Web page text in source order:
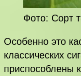
Фото: Сорт
Особенно это
классических
приспособлены